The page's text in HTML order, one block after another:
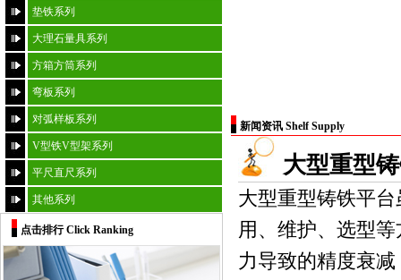
垫铁系列
大理石量具系列
方箱方筒系列
弯板系列
对弧样板系列
V型铁V型架系列
平尺直尺系列
其他系列
点击排行 Click Ranking
新闻资讯 Shelf Supply
大型重型
大型重型铸铁平
用、维护、选型
力导致的精度衰